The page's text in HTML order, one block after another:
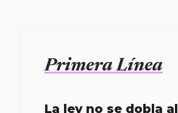
Primera Línea
La ley no se dobla al